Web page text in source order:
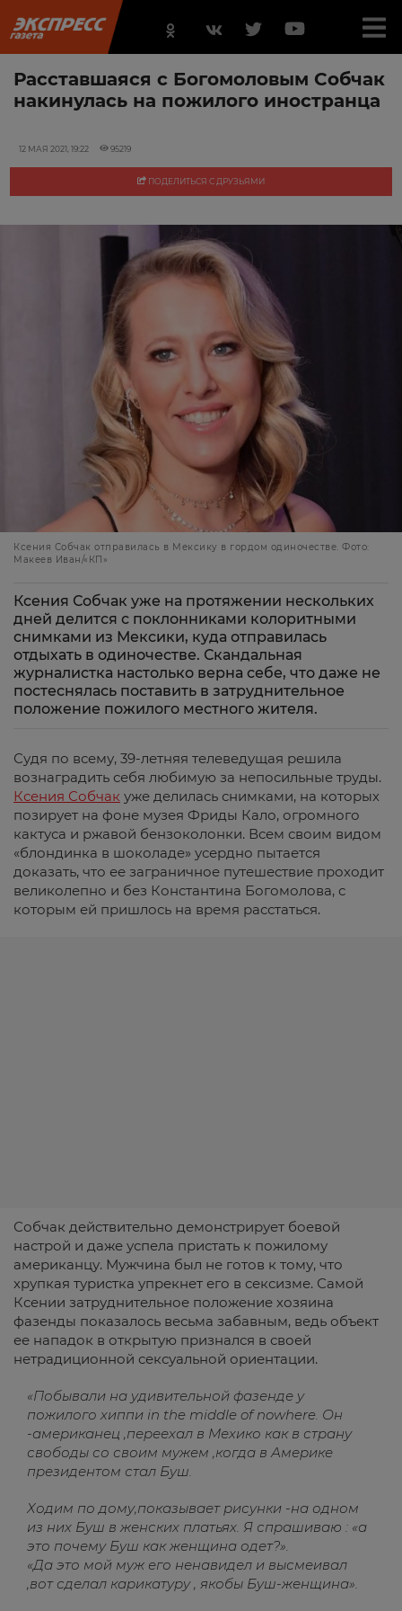
Расставшаяся с Богомоловым Собчак
накинулась на пожилого иностранца
12 МАЯ 2021, 19:22 95219
ПОДЕЛИТЬСЯ С ДРУЗЬЯМИ
Ксения Собчак отправилась в Мексику в гордом одиночестве. Фото:
Макеев Иван/«КП»
Ксения Собчак уже на протяжении нескольких
дней делится с поклонниками колоритными
снимками из Мексики, куда отправилась
отдыхать в одиночестве. Скандальная
журналистка настолько верна себе, что даже не
постеснялась поставить в затруднительное
положение пожилого местного жителя.
Судя по всему, 39-летняя телеведущая решила
вознаградить себя любимую за непосильные труды.
Ксения Собчак уже делилась снимками, на которых
позирует на фоне музея Фриды Кало, огромного
кактуса и ржавой бензоколонки. Всем своим видом
«блондинка в шоколаде» усердно пытается
доказать, что ее заграничное путешествие проходит
великолепно и без Константина Богомолова, с
которым ей пришлось на время расстаться.
Собчак действительно демонстрирует боевой
настрой и даже успела пристать к пожилому
американцу. Мужчина был не готов к тому, что
хрупкая туристка упрекнет его в сексизме. Самой
Ксении затруднительное положение хозяина
фазенды показалось весьма забавным, ведь объект
ее нападок в открытую признался в своей
нетрадиционной сексуальной ориентации.
«Побывали на удивительной фазенде у
пожилого хиппи in the middle of nowhere. Он
-американец ,переехал в Мехико как в страну
свободы со своим мужем ,когда в Америке
президентом стал Буш.
Ходим по дому,показывает рисунки -на одном
из них Буш в женских платьях. Я спрашиваю : «а
это почему Буш как женщина одет?».
«Да это мой муж его ненавидел и высмеивал
,вот сделал карикатуру , якобы Буш-женщина».